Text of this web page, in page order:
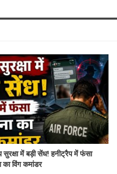
सुरक्षा में बड़ी सेंध! हनीट्रैप में फंसा
का विंग कमांडर